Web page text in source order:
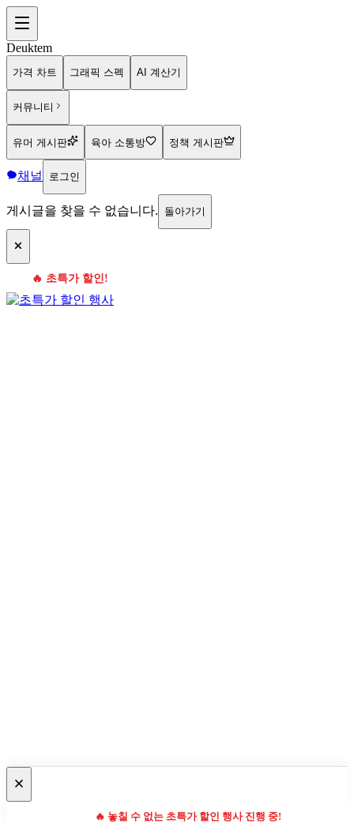
Deuktem
가격 차트 그래픽 스펙 AI 계산기
커뮤니티
유머 게시판 육아 소통방 정책 게시판
채널 로그인
게시글을 찾을 수 없습니다. 돌아가기
🔥 초특가 할인!
🔥 놓칠 수 없는 초특가 할인 행사 진행 중!